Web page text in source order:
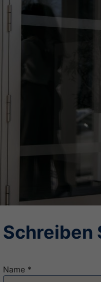
Schreiben
Name *